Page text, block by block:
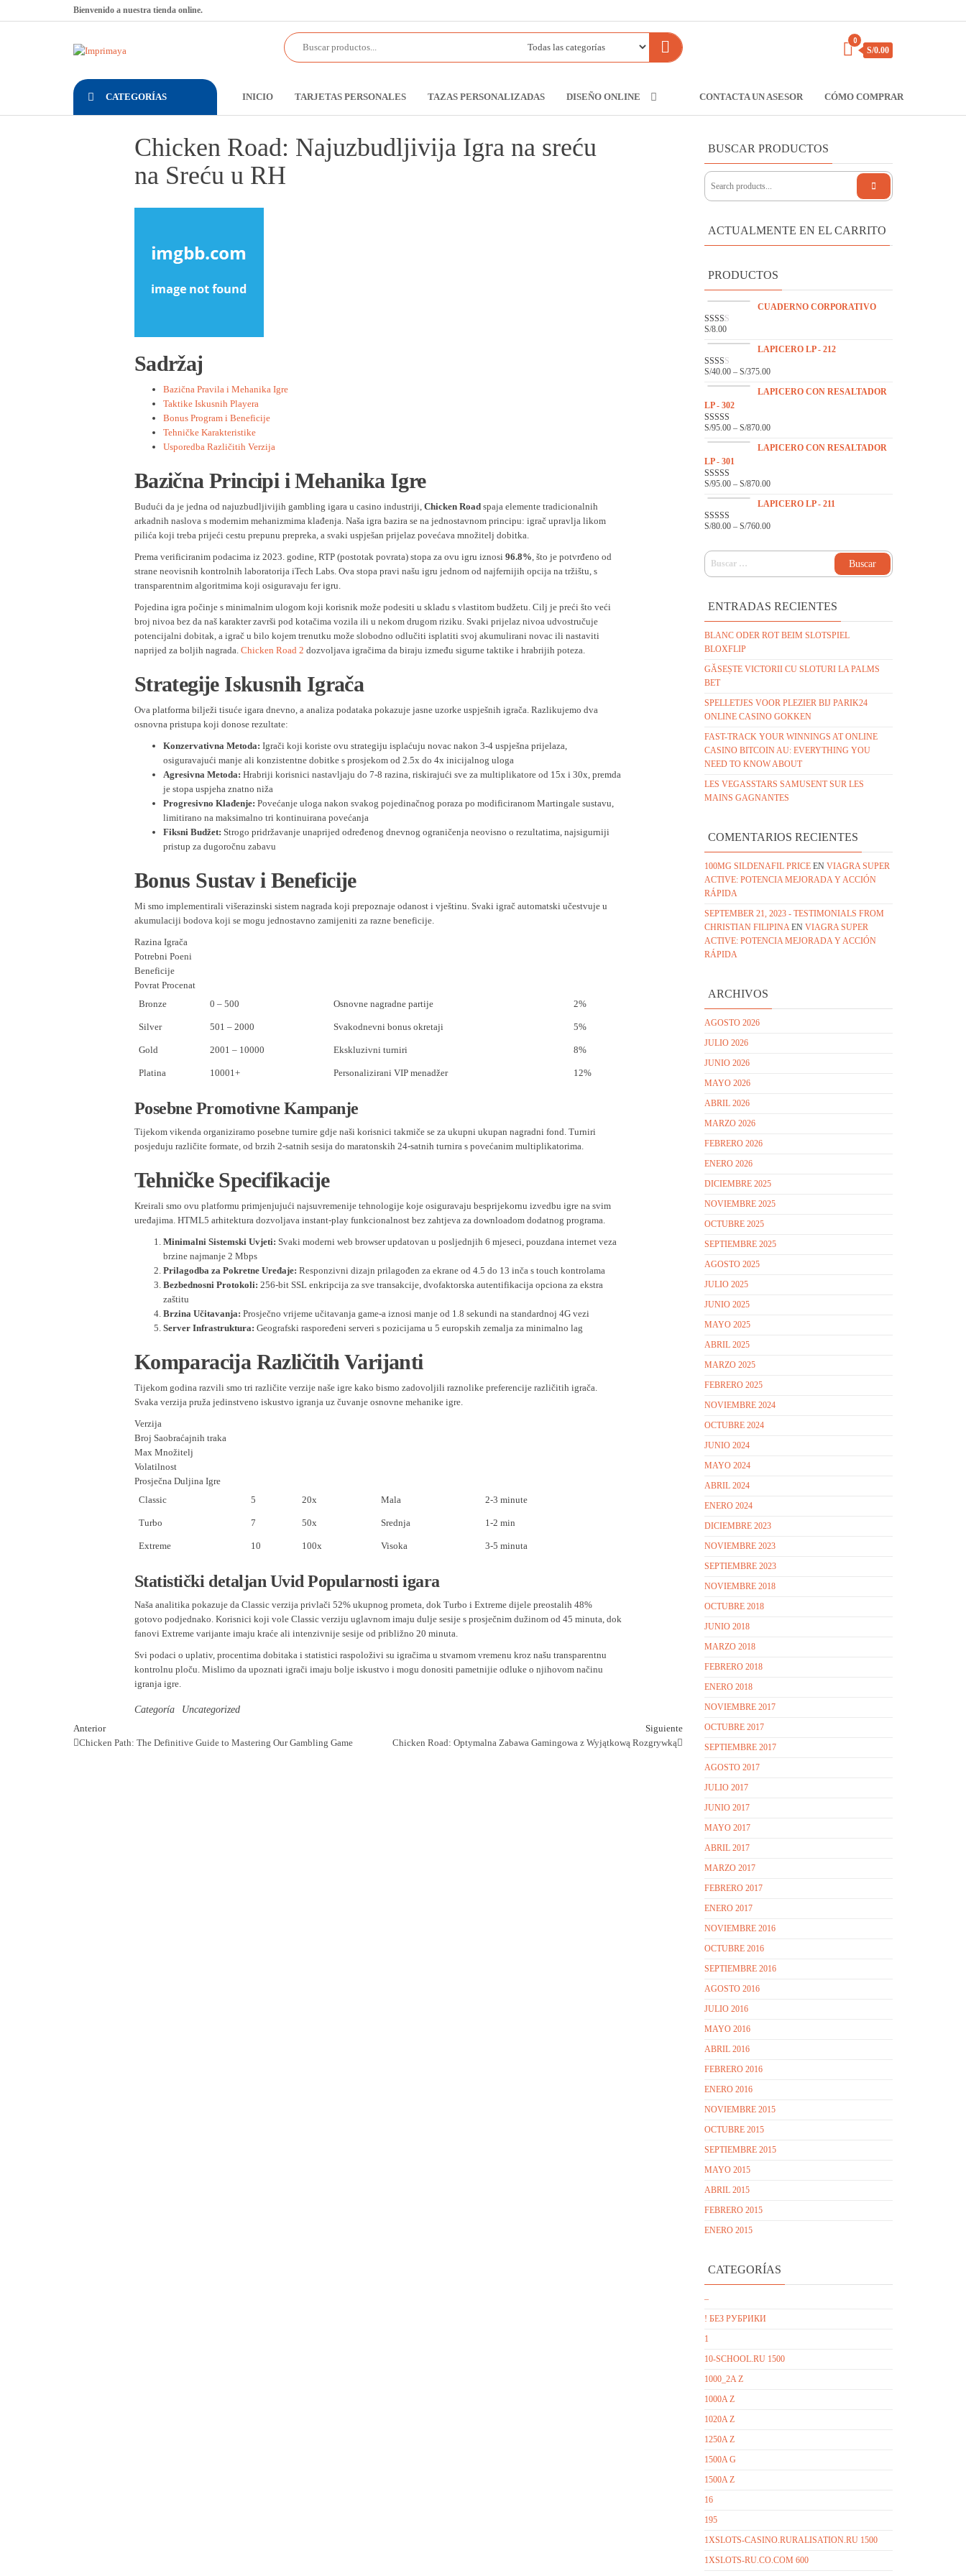
al
Bienvenido a nuestra tienda online.
todo!
0
S/0.00
CATEGORÍAS INICIO TARJETAS PERSONALES TAZAS PERSONALIZADAS DISEÑO ONLINE CONTACTA UN ASESOR CÓMO COMPRAR
Chicken Road: Najuzbudljivija Igra na sreću
na Sreću u RH
Sadržaj
Bazična Pravila i Mehanika Igre
Taktike Iskusnih Playera
Bonus Program i Beneficije
Tehničke Karakteristike
Usporedba Različitih Verzija
Bazična Principi i Mehanika Igre
Budući da je jedna od najuzbudljivijih gambling igara u casino industriji, Chicken Roadspaja elemente tradicionalnih
arkadnih naslova s modernim mehanizmima klađenja. Naša igra bazira se na jednostavnom principu: igrač upravlja likom
pilića koji treba prijeći cestu prepunu prepreka, a svaki uspješan prijelaz povećava množitelj dobitka.
Prema verificiranim podacima iz 2023. godine, RTP (postotak povrata) stopa za ovu igru iznosi 96.8%, što je potvrđeno od
strane neovisnih kontrolnih laboratorija iTech Labs. Ova stopa pravi našu igru jednom od najfernijih opcija na tržištu, s
transparentnim algoritmima koji osiguravaju fer igru.
Pojedina igra počinje s minimalnim ulogom koji korisnik može podesiti u skladu s vlastitom budžetu. Cilj je preći što veći
broj nivoa bez da naš karakter završi pod kotačima vozila ili u nekom drugom riziku. Svaki prijelaz nivoa udvostručuje
potencijalni dobitak, a igrač u bilo kojem trenutku može slobodno odlučiti isplatiti svoj akumulirani novac ili nastaviti
naprijed za boljih nagrada. Chicken Road 2 dozvoljava igračima da biraju između sigurne taktike i hrabrijih poteza.
Strategije Iskusnih Igrača
Ova platforma bilježi tisuće igara dnevno, a analiza podataka pokazuje jasne uzorke uspješnih igrača. Razlikujemo dva
osnovna pristupa koji donose rezultate:
Konzervativna Metoda: Igrači koji koriste ovu strategiju isplaćuju novac nakon 3-4 uspješna prijelaza,
osiguravajući manje ali konzistentne dobitke s prosjekom od 2.5x do 4x inicijalnog uloga
Agresivna Metoda: Hrabriji korisnici nastavljaju do 7-8 razina, riskirajući sve za multiplikatore od 15x i 30x, premda
je stopa uspjeha znatno niža
Progresivno Klađenje: Povećanje uloga nakon svakog pojedinačnog poraza po modificiranom Martingale sustavu,
limitirano na maksimalno tri kontinuirana povećanja
Fiksni Budžet: Strogo pridržavanje unaprijed određenog dnevnog ograničenja neovisno o rezultatima, najsigurniji
pristup za dugoročnu zabavu
Bonus Sustav i Beneficije
Mi smo implementirali višerazinski sistem nagrada koji prepoznaje odanost i vještinu. Svaki igrač automatski učestvuje u
akumulaciji bodova koji se mogu jednostavno zamijeniti za razne beneficije.
Razina Igrača
Potrebni Poeni
Beneficije
Povrat Procenat
Bronze
0 – 500 Osnovne nagradne partije 2%
Silver 501 – 2000 Svakodnevni bonus okretaji 5%
Gold 2001 – 10000 Ekskluzivni turniri 8%
Platina 10001+ Personalizirani VIP menadžer 12%
Posebne Promotivne Kampanje
Tijekom vikenda organiziramo posebne turnire gdje naši korisnici takmiče se za ukupni ukupan nagradni fond. Turniri
posjeduju različite formate, od brzih 2-satnih sesija do maratonskih 24-satnih turnira s povećanim multiplikatorima.
Tehničke Specifikacije
Kreirali smo ovu platformu primjenjujući najsuvremenije tehnologije koje osiguravaju besprijekornu izvedbu igre na svim
uređajima. HTML5 arhitektura dozvoljava instant-play funkcionalnost bez zahtjeva za downloadom dodatnog programa.
Minimalni Sistemski Uvjeti: Svaki moderni web browser updatovan u posljednjih 6 mjeseci, pouzdana internet veza
brzine najmanje 2 Mbps
Prilagodba za Pokretne Uređaje: Responzivni dizajn prilagođen za ekrane od 4.5 do 13 inča s touch kontrolama
Bezbednosni Protokoli: 256-bit SSL enkripcija za sve transakcije, dvofaktorska autentifikacija opciona za ekstra
zaštitu
Brzina Učitavanja: Prosječno vrijeme učitavanja game-a iznosi manje od 1.8 sekundi na standardnoj 4G vezi
Server Infrastruktura: Geografski raspoređeni serveri s pozicijama u 5 europskih zemalja za minimalno lag
Komparacija Različitih Varijanti
Tijekom godina razvili smo tri različite verzije naše igre kako bismo zadovoljili raznolike preferencije različitih igrača.
Svaka verzija pruža jedinstveno iskustvo igranja uz čuvanje osnovne mehanike igre.
Verzija
Broj Saobraćajnih traka
Max Množitelj
Volatilnost
Prosječna Duljina Igre
Classic
5 20x Mala 2-3 minute
Turbo 7 50x Srednja 1-2 min
Extreme 10 100x Visoka 3-5 minuta
Statistički detaljan Uvid Popularnosti igara
Naša analitika pokazuje da Classic verzija privlači 52% ukupnog prometa, dok Turbo i Extreme dijele preostalih 48%
gotovo podjednako. Korisnici koji vole Classic verziju uglavnom imaju dulje sesije s prosječnim dužinom od 45 minuta, dok
fanovi Extreme varijante imaju kraće ali intenzivnije sesije od približno 20 minuta.
Svi podaci o uplativ, procentima dobitaka i statistici raspoloživi su igračima u stvarnom vremenu kroz našu transparentnu
kontrolnu ploču. Mislimo da upoznati igrači imaju bolje iskustvo i mogu donositi pametnijie odluke o njihovom načinu
igranja igre.
Categoría Uncategorized
Navegación
Entrada
anterior
Anterior
Chicken Path: The Definitive Guide to Mastering Our Gambling Game
Entrada
siguiente
Siguiente
Chicken Road: Optymalna Zabawa Gamingowa z Wyjątkową Rozgrywką
BUSCAR PRODUCTOS
ACTUALMENTE EN EL CARRITO
PRODUCTOS
CUADERNO CORPORATIVO
VAL
EN
2.31
DE 5
S/8.00
LAPICERO LP - 212
VAL
EN
2.14
DE 5
S/40.00– S/375.00
LAPICERO CON RESALTADOR
LP - 302
VALOR
DE 5
S/95.00– S/870.00
LAPICERO CON RESALTADOR
LP - 301
VALO
3.00
DE 5
S/95.00– S/870.00
LAPICERO LP - 211
VALOR
DE 5
S/80.00– S/760.00
BUSCAR:
ENTRADAS RECIENTES
BLANC ODER ROT BEIM SLOTSPIEL
BLOXFLIP
GĂSEȘTE VICTORII CU SLOTURI LA PALMS
BET
SPELLETJES VOOR PLEZIER BIJ PARIK24
ONLINE CASINO GOKKEN
FAST-TRACK YOUR WINNINGS AT ONLINE
CASINO BITCOIN AU: EVERYTHING YOU
NEED TO KNOW ABOUT
LES VEGASSTARS SAMUSENT SUR LES
MAINS GAGNANTES
COMENTARIOS RECIENTES
100MG SILDENAFIL PRICEEN VIAGRA SUPER
ACTIVE: POTENCIA MEJORADA Y ACCIÓN
RÁPIDA
SEPTEMBER 21, 2023 - TESTIMONIALS FROM
CHRISTIAN FILIPINAEN VIAGRA SUPER
ACTIVE: POTENCIA MEJORADA Y ACCIÓN
RÁPIDA
ARCHIVOS
AGOSTO 2026
JULIO 2026
JUNIO 2026
MAYO 2026
ABRIL 2026
MARZO 2026
FEBRERO 2026
ENERO 2026
DICIEMBRE 2025
NOVIEMBRE 2025
OCTUBRE 2025
SEPTIEMBRE 2025
AGOSTO 2025
JULIO 2025
JUNIO 2025
MAYO 2025
ABRIL 2025
MARZO 2025
FEBRERO 2025
NOVIEMBRE 2024
OCTUBRE 2024
JUNIO 2024
MAYO 2024
ABRIL 2024
ENERO 2024
DICIEMBRE 2023
NOVIEMBRE 2023
SEPTIEMBRE 2023
NOVIEMBRE 2018
OCTUBRE 2018
JUNIO 2018
MARZO 2018
FEBRERO 2018
ENERO 2018
NOVIEMBRE 2017
OCTUBRE 2017
SEPTIEMBRE 2017
AGOSTO 2017
JULIO 2017
JUNIO 2017
MAYO 2017
ABRIL 2017
MARZO 2017
FEBRERO 2017
ENERO 2017
NOVIEMBRE 2016
OCTUBRE 2016
SEPTIEMBRE 2016
AGOSTO 2016
JULIO 2016
MAYO 2016
ABRIL 2016
FEBRERO 2016
ENERO 2016
NOVIEMBRE 2015
OCTUBRE 2015
SEPTIEMBRE 2015
MAYO 2015
ABRIL 2015
FEBRERO 2015
ENERO 2015
CATEGORÍAS
–
! БЕЗ РУБРИКИ
1
10-SCHOOL.RU 1500
1000_2A Z
1000A Z
1020A Z
1250A Z
1500A G
1500A Z
16
195
1XSLOTS-CASINO.RURALISATION.RU 1500
1XSLOTS-RU.CO.COM 600